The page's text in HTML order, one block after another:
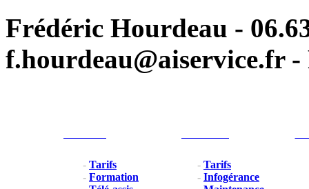
Frédéric Hourdeau -
f.hourdeau@aiservice.fr -
- Tarifs
- Formation
- Tarifs
- Infogérance